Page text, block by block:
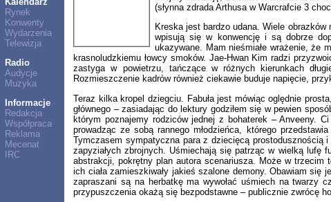
Rynek
Konwenty
Wydarzenia
Telewizja
Radio
Audycje
Muzyka
Informacje
Redakcja
Współpraca
Reklama
Mecenat
IRC
(słynna zdrada Arthusa w Warcrafcie 3
Kreska jest bardzo udana. Wiele
wpisują się w konwencję i są dobrze
ukazywane. Mam nieśmiałe wrażenie, że
krasnoludzkiemu łowcy smoków. Jae-Hwan Kim radzi
zastyga w powietrzu, tańczące w różnych kierunkach
Rozmieszczenie kadrów również ciekawie buduje napięcie,
Teraz kilka kropel dziegciu. Fabuła jest mówiąc oględnie
głównego – zasiadając do lektury godziłem się w pewien
którym poznajemy rodziców jednej z bohaterek – Anveeny.
prowadząc ze sobą rannego młodzieńca, którego
Tymczasem sympatyczna para z dziecięcą prostodusznością
zapyziałych zbrojnych. Uśmiechają się patrząc w wielką
abstrakcji, pokrętny plan autora scenariusza. Może w
ich ciała zamieszkiwały jakieś szalone demony. Obawiam
zapraszani są na herbatkę ma wywołać uśmiech na twarzy
przypuszczenia okażą się bezpodstawne – publicznie zwrócę